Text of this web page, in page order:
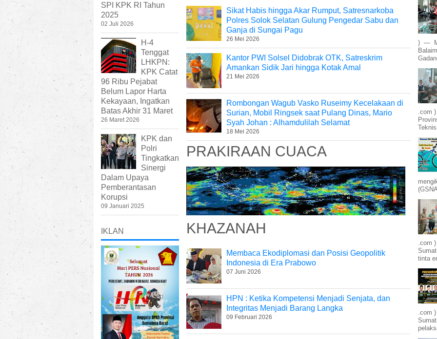
Sikat Habis hingga Akar Rumput, Satresnarkoba
Polres Solok Selatan Gulung Pengedar Sabu dan
Ganja di Sungai Pagu
26 Mei 2026
Kantor PWI Solsel Didobrak OTK, Satreskrim
Amankan Sidik Jari hingga Kotak Amal
21 Mei 2026
Rombongan Wagub Vasko Ruseimy Kecelakaan di
Surian, Mobil Ringsek saat Pulang Dinas, Mario
Syah Johan : Alhamdulilah Selamat
18 Mei 2026
PRAKIRAAN CUACA
KHAZANAH
Membaca Ekodiplomasi dan Posisi Geopolitik
Indonesia di Era Prabowo
07 Juni 2026
HPN : Ketika Kompetensi Menjadi Senjata, dan
Integritas Menjadi Barang Langka
09 Februari 2026
SPI KPK RI Tahun
2025
02 Juli 2026
H-4
Tenggat
LHKPN:
KPK Catat
96 Ribu Pejabat
Belum Lapor Harta
Kekayaan, Ingatkan
Batas Akhir 31 Maret
26 Maret 2026
KPK dan
Polri
Tingkatkan
Sinergi
Dalam Upaya
Pemberantasan
Korupsi
09 Januari 2025
IKLAN
) —
.com
.com
tinta
.com